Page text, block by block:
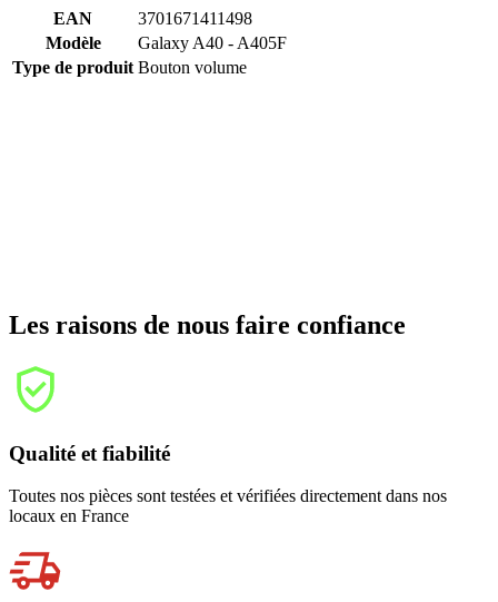
EAN
3701671411498
Modèle
Galaxy A40 - A405F
Type de produit Bouton volume
Les raisons de nous faire confiance
Qualité et fiabilité
Toutes nos pièces sont testées et vérifiées directement dans nos
locaux en France